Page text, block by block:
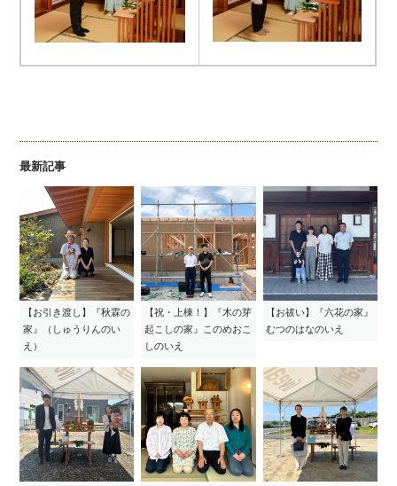
最新記事
【お引き渡し】『秋霖の
家』（しゅうりんのい
え）
【祝・上棟！】『木の芽
起こしの家』このめおこ
しのいえ
【お祓い】『六花の家』
むつのはなのいえ